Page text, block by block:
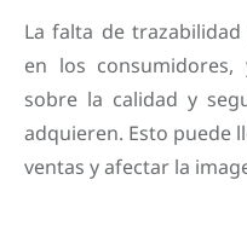
La falta de
en los
sobre la calidad y
adquieren. Esto puede
ventas y afectar la